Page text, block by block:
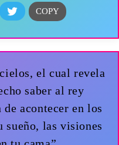
el cual revela
saber al rey
acontecer en los
sueño, las visiones